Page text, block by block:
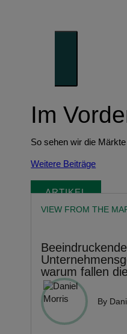
Im
So sehen wir die Märkte
Weitere Beiträge
ARTIKEL
VIEW FROM THE
Beeindruckende
warum fallen
By